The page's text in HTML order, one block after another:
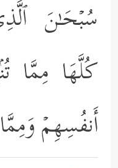
سُبۡحَـٰنَ
كُلَّهَا مِمَّا
أَنفُسِهِمۡ